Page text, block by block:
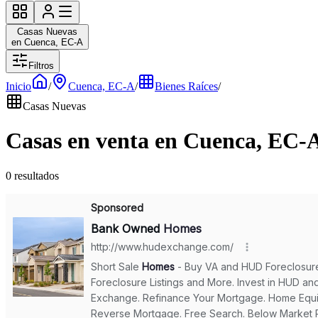
Casas Nuevas
en Cuenca, EC-A
Filtros
Inicio / Cuenca, EC-A/ Bienes Raíces/
Casas Nuevas
Casas en venta en Cuenca, EC-
0 resultados